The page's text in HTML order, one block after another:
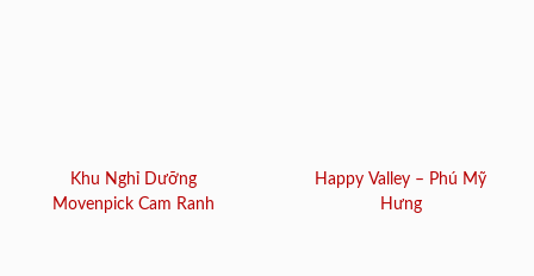
Khu Nghỉ Dưỡng
Movenpick Cam Ranh
Happy Valley – Phú Mỹ
Hưng